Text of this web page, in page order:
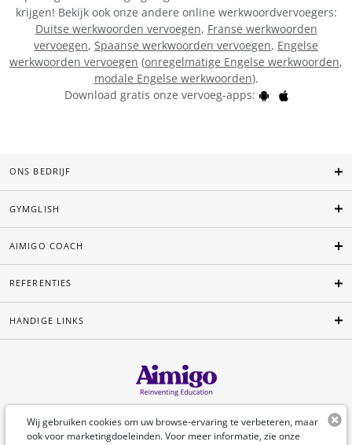
krijgen! Bekijk ook onze andere online werkwoordvervoegers:
Duitse werkwoorden vervoegen, Franse werkwoorden
vervoegen, Spaanse werkwoorden vervoegen, Engelse
werkwoorden vervoegen (onregelmatige Engelse werkwoorden,
modale Engelse werkwoorden).
Download gratis onze vervoeg-apps:
Wij gebruiken cookies om uw browse-ervaring te verbeteren, maar
ook voor marketingdoeleinden. Voor meer informatie, zie onze
ONS BEDRIJF
GYMGLISH
AIMIGO COACH
REFERENTIES
HANDIGE LINKS
Nederlands